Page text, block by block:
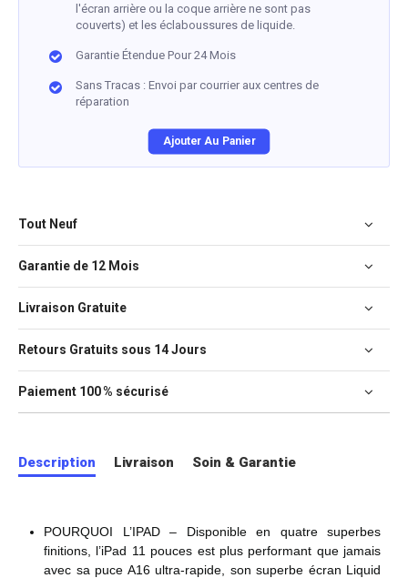
l'écran arrière ou la coque arrière ne sont pas
couverts) et les éclaboussures de liquide.
Garantie Étendue Pour 24 Mois
Sans Tracas : Envoi par courrier aux centres de
réparation
Ajouter Au Panier
Tout Neuf
Garantie de 12 Mois
Livraison Gratuite
Retours Gratuits sous 14 Jours
Paiement 100 % sécurisé
Description Livraison Soin & Garantie
POURQUOI L’IPAD – Disponible en quatre superbes
finitions, l’iPad 11 pouces est plus performant que jamais
avec sa puce A16 ultra-rapide, son superbe écran Liquid